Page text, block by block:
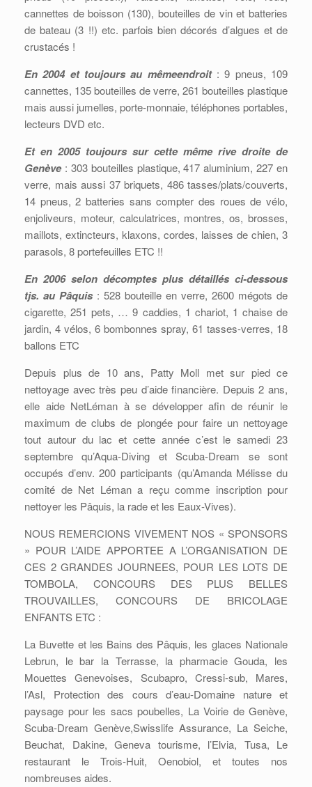
cannettes de boisson (130), bouteilles de vin et batteries
de bateau (3 !!) etc. parfois bien décorés d’algues et de
crustacés !
En 2004 et toujours au mêmeendroit: 9 pneus, 109
cannettes, 135 bouteilles de verre, 261 bouteilles plastique
mais aussi jumelles, porte-monnaie, téléphones portables,
lecteurs DVD etc.
Et en 2005 toujours sur cette même rive droite de
Genève : 303 bouteilles plastique, 417 aluminium, 227 en
verre, mais aussi 37 briquets, 486 tasses/plats/couverts,
14 pneus, 2 batteries sans compter des roues de vélo,
enjoliveurs, moteur, calculatrices, montres, os, brosses,
maillots, extincteurs, klaxons, cordes, laisses de chien, 3
parasols, 8 portefeuilles ETC !!
En 2006 selon décomptes plus détaillés ci-dessous
tjs. au Pâquis : 528 bouteille en verre, 2600 mégots de
cigarette, 251 pets, … 9 caddies, 1 chariot, 1 chaise de
jardin, 4 vélos, 6 bombonnes spray, 61 tasses-verres, 18
ballons ETC
Depuis plus de 10 ans, Patty Moll met sur pied ce
nettoyage avec très peu d’aide financière. Depuis 2 ans,
elle aide NetLéman à se développer afin de réunir le
maximum de clubs de plongée pour faire un nettoyage
tout autour du lac et cette année c’est le samedi 23
septembre qu’Aqua-Diving et Scuba-Dream se sont
occupés d’env. 200 participants (qu’Amanda Mélisse du
comité de Net Léman a reçu comme inscription pour
nettoyer les Pâquis, la rade et les Eaux-Vives).
NOUS REMERCIONS VIVEMENT NOS « SPONSORS
» POUR L’AIDE APPORTEE A L’ORGANISATION DE
CES 2 GRANDES JOURNEES, POUR LES LOTS DE
TOMBOLA, CONCOURS DES PLUS BELLES
TROUVAILLES, CONCOURS DE BRICOLAGE
ENFANTS ETC :
La Buvette et les Bains des Pâquis, les glaces Nationale
Lebrun, le bar la Terrasse, la pharmacie Gouda, les
Mouettes Genevoises, Scubapro, Cressi-sub, Mares,
l’Asl, Protection des cours d’eau-Domaine nature et
paysage pour les sacs poubelles, La Voirie de Genève,
Scuba-Dream Genève,Swisslife Assurance, La Seiche,
Beuchat, Dakine, Geneva tourisme, l’Elvia, Tusa, Le
restaurant le Trois-Huit, Oenobiol, et toutes nos
nombreuses aides.